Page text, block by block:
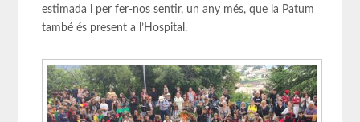
estimada i per fer-nos sentir, un any més, que la Patum
també és present a l’Hospital.